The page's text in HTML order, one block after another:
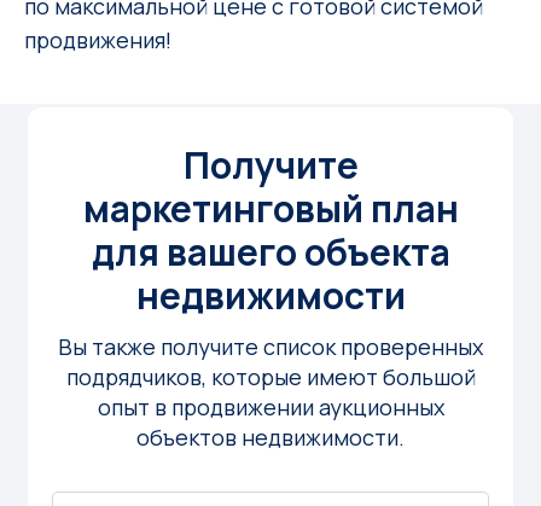
по максимальной цене с готовой системой
продвижения!
Получите
маркетинговый план
для вашего объекта
недвижимости
Вы также получите список проверенных
подрядчиков, которые имеют большой
опыт в продвижении аукционных
объектов недвижимости.